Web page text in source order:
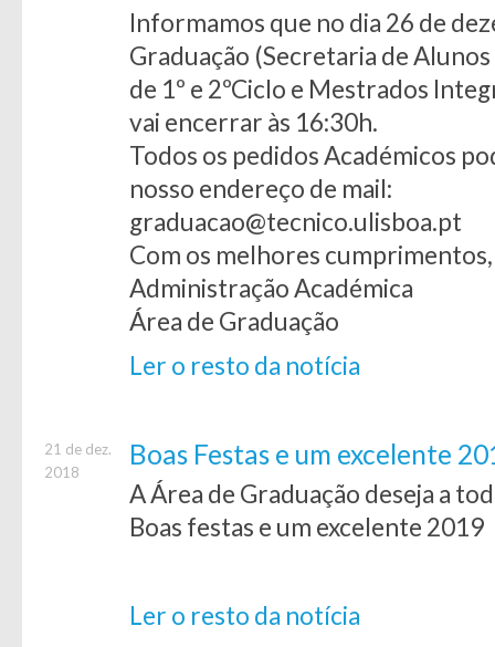
Informamos que no dia 26 de
Graduação (Secretaria de Alunos
de 1º e 2ºCiclo e Mestrados
vai encerrar às 16:30h.
Todos os pedidos Académicos
nosso endereço de mail:
graduacao@tecnico.ulisboa.pt
Com os melhores cumprimentos,
Administração Académica
Área de Graduação
Ler o resto da notícia
21 de dez.
2018
Boas Festas e um excelente
A Área de Graduação deseja a
Boas festas e um excelente 2019
Ler o resto da notícia